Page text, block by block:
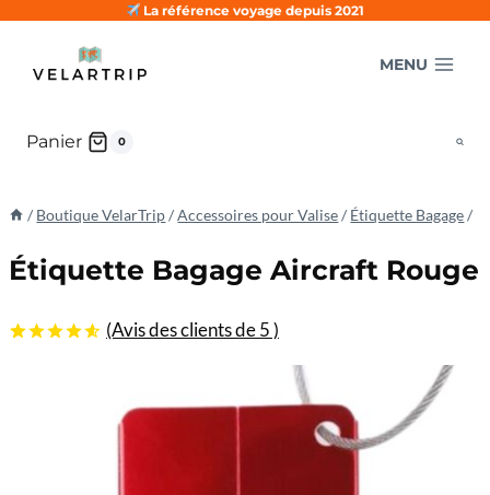
contenu
La référence voyage depuis 2021
MENU
Panier 0
/ Boutique VelarTrip / Accessoires pour Valise / Étiquette Bagage /
Étiquette Bagage Aircraft Rouge
(Avis des clients de5)